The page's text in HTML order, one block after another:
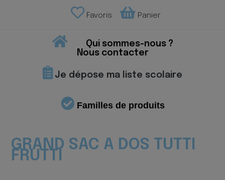
Favoris Panier
Qui sommes-nous ?
Nous contacter
Je dépose ma liste scolaire
Familles de produits
GRAND SAC A DOS TUTTI
FRUTTI